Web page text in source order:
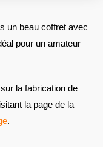
un beau coffret avec
pour un amateur
la fabrication de
la page de la
.